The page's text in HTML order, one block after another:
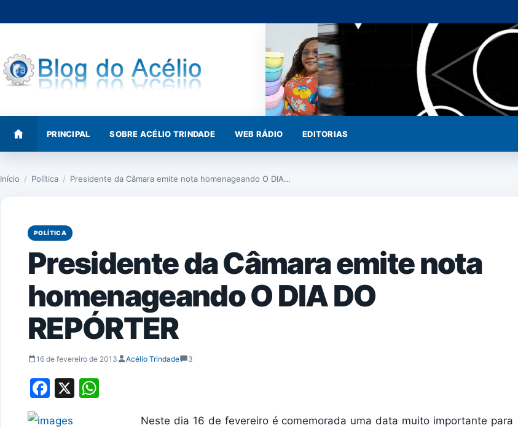
para
conteúdo
PRINCIPAL SOBRE ACÉLIO TRINDADE WEB RÁDIO EDITORIAS
Início / Política / Presidente da Câmara emite nota homenageando O DIA…
POLÍTICA
Presidente da Câmara emite nota
homenageando O DIA DO
REPÓRTER
16 de fevereiro de 2013 Acélio Trindade 3
Facebook
X
Neste dia 16 de fevereiro é comemorada uma data muito importante para